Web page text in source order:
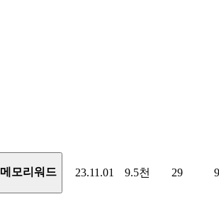
메모리워드 23.11.01 9.5천 29 9